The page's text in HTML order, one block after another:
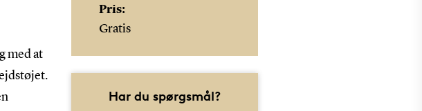
med at
Pris:
Gratis
Har du spørgsmål?